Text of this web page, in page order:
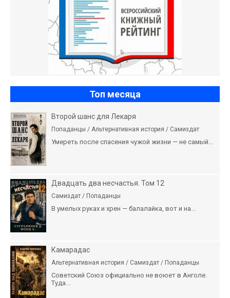
Топ месяца
Второй шанс для Лекаря
Попаданцы / Альтернативная история / Самиздат
Умереть после спасения чужой жизни — не самый...
Двадцать два несчастья. Том 12
Самиздат / Попаданцы
В умелых руках и хрен — балалайка, вот и на...
Камарадас
Альтернативная история / Самиздат / Попаданцы
Советский Союз официально не воюет в Анголе.
Туда...